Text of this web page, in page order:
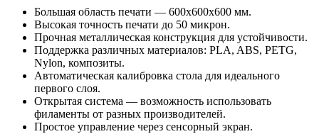
Большая область печати — 600x600x600 мм.
Высокая точность печати до 50 микрон.
Прочная металлическая конструкция для устойчивости.
Поддержка различных материалов: PLA, ABS, PETG,
Nylon, композиты.
Автоматическая калибровка стола для идеального
первого слоя.
Открытая система — возможность использовать
филаменты от разных производителей.
Простое управление через сенсорный экран.